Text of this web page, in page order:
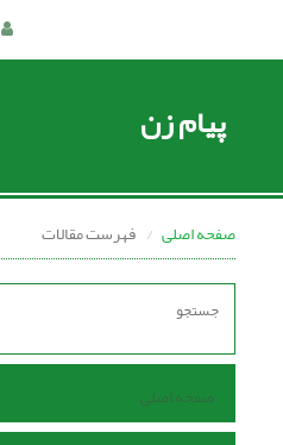
پیام زن
صفحه اصلی فهرست مقالات
صفحه اصلی